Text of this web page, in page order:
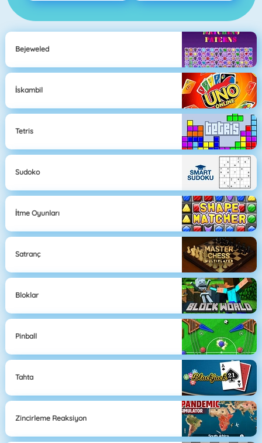
Bejeweled
İskambil
Tetris
Sudoko
İtme Oyunları
Satranç
Bloklar
Pinball
Tahta
Zincirleme Reaksiyon